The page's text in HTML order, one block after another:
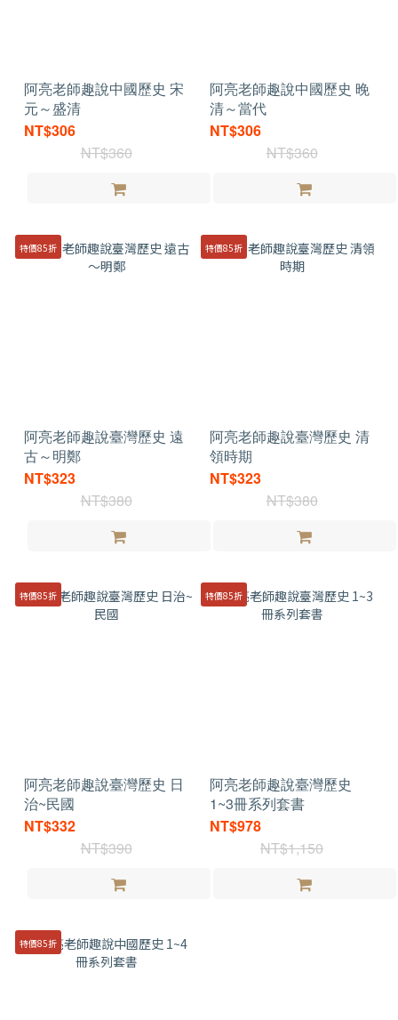
阿亮老師趣說中國歷史 宋
元～盛清
NT$306
NT$360
阿亮老師趣說中國歷史 晚
清～當代
NT$306
NT$360
特價85折
阿亮老師趣說臺灣歷史 遠
古～明鄭
NT$323
NT$380
特價85折
阿亮老師趣說臺灣歷史 清
領時期
NT$323
NT$380
特價85折
阿亮老師趣說臺灣歷史 日
治~民國
NT$332
NT$390
特價85折
阿亮老師趣說臺灣歷史
1~3冊系列套書
NT$978
NT$1,150
特價85折